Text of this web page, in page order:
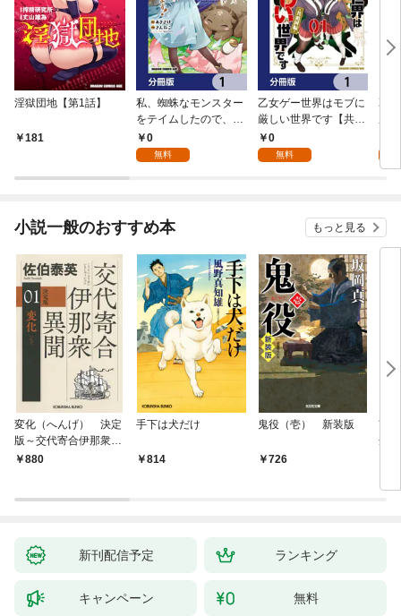
淫獄団地【第1話】
181
私、蜘蛛なモンスター
をテイムしたので、ス
パイダーシルクで裁縫
を頑張ります！【分冊
0
無料
乙女ゲー世界はモブに
厳しい世界です【共和
国編】【分冊版】 1
0
無料
乙
小説一般のおすすめ本 もっと見る
変化（へんげ） 決定
版～交代寄合伊那衆異
聞（1）～
880
手下は犬だけ
814
鬼役（壱） 新装版
726
南
舟
新刊配信予定 ランキング
キャンペーン 無料